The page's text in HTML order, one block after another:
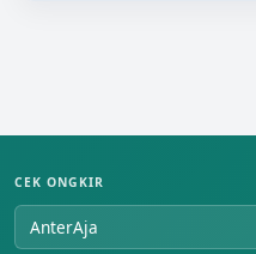
CEK ONGKIR
AnterAja